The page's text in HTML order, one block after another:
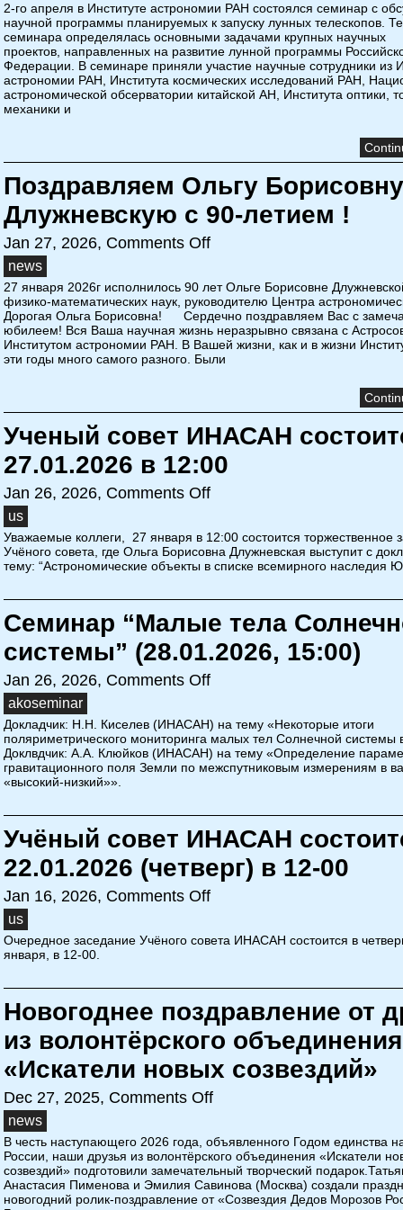
2-го апреля в Институте астрономии РАН состоялся семинар с
научной программы планируемых к запуску лунных телескопов.
семинара определялась основными задачами крупных научных
проектов, направленных на развитие лунной программы
Федерации. В семинаре приняли участие научные сотрудники из
астрономии РАН, Института космических исследований РАН,
астрономической обсерватории китайской АН, Института оптики,
механики и
Поздравляем Ольгу Борисовну
Длужневскую с 90-летием !
Jan 27, 2026, Comments Off
news
27 января 2026г исполнилось 90 лет Ольге Борисовне
физико-математических наук, руководителю Центра
Дорогая Ольга Борисовна! Сердечно поздравляем Вас с
юбилеем! Вся Ваша научная жизнь неразрывно связана с
Институтом астрономии РАН. В Вашей жизни, как и в жизни
эти годы много самого разного. Были
Ученый совет ИНАСАН
27.01.2026 в 12:00
Jan 26, 2026, Comments Off
us
Уважаемые коллеги, 27 января в 12:00 состоится торжественное
Учёного совета, где Ольга Борисовна Длужневская выступит с
тему: “Астрономические объекты в списке всемирного наследия
Семинар “Малые тела
системы” (28.01.2026, 15:00)
Jan 26, 2026, Comments Off
akoseminar
Докладчик: Н.Н. Киселев (ИНАСАН) на тему «Некоторые итоги
поляриметрического мониторинга малых тел Солнечной системы
Доклвдчик: А.А. Клюйков (ИНАСАН) на тему «Определение
гравитационного поля Земли по межспутниковым измерениям в
«высокий-низкий»».
Учёный совет ИНАСАН
22.01.2026 (четверг) в 12-00
Jan 16, 2026, Comments Off
us
Очередное заседание Учёного совета ИНАСАН состоится в
января, в 12-00.
Новогоднее поздравление от
из волонтёрского объединения
«Искатели новых созвездий»
Dec 27, 2025, Comments Off
news
В честь наступающего 2026 года, объявленного Годом единства
России, наши друзья из волонтёрского объединения «Искатели
созвездий» подготовили замечательный творческий
Анастасия Пименова и Эмилия Савинова (Москва) создали
новогодний ролик-поздравление от «Созвездия Дедов Морозов